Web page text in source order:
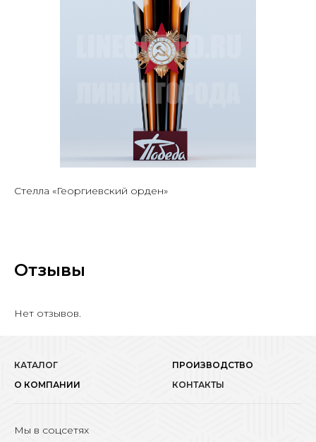
Стелла «Георгиевский орден»
Отзывы
Нет отзывов.
КАТАЛОГ
ПРОИЗВОДСТВО
О КОМПАНИИ
КОНТАКТЫ
Мы в соцсетях